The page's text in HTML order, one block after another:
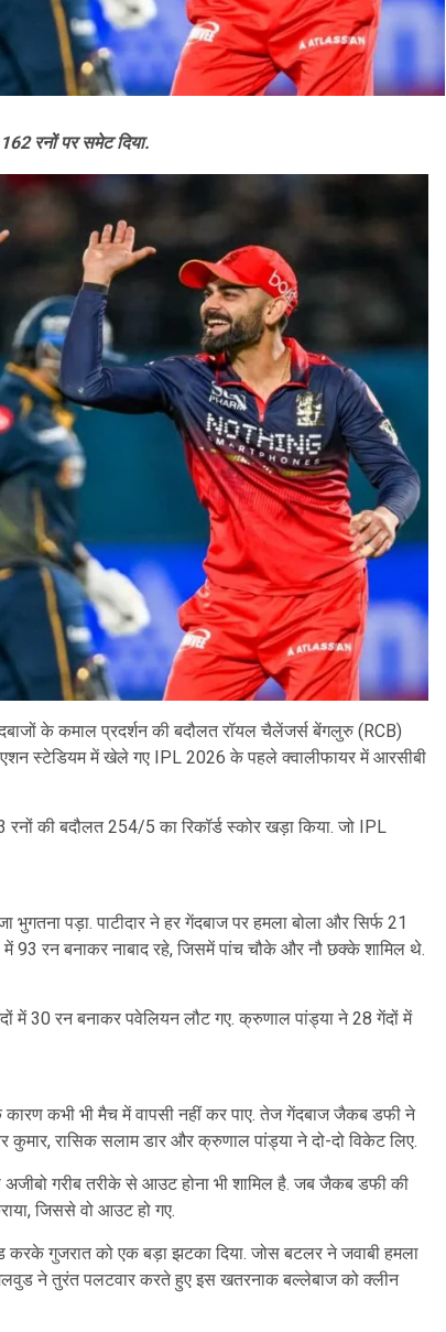
रनों पर समेट दिया.
के कमाल प्रदर्शन की बदौलत रॉयल चैलेंजर्स बेंगलुरु (RCB)
स्टेडियम में खेले गए IPL 2026 के पहले क्वालीफायर में आरसीबी
की बदौलत 254/5 का रिकॉर्ड स्कोर खड़ा किया. जो IPL
भुगतना पड़ा. पाटीदार ने हर गेंदबाज पर हमला बोला और सिर्फ 21
93 रन बनाकर नाबाद रहे, जिसमें पांच चौके और नौ छक्के शामिल थे.
में 30 रन बनाकर पवेलियन लौट गए. क्रुणाल पांड्या ने 28 गेंदों में
कारण कभी भी मैच में वापसी नहीं कर पाए. तेज गेंदबाज जैकब डफी ने
रासिक सलाम डार और क्रुणाल पांड्या ने दो-दो विकेट लिए.
गरीब तरीके से आउट होना भी शामिल है. जब जैकब डफी की
जिससे वो आउट हो गए.
करके गुजरात को एक बड़ा झटका दिया. जोस बटलर ने जवाबी हमला
ने तुरंत पलटवार करते हुए इस खतरनाक बल्लेबाज को क्लीन